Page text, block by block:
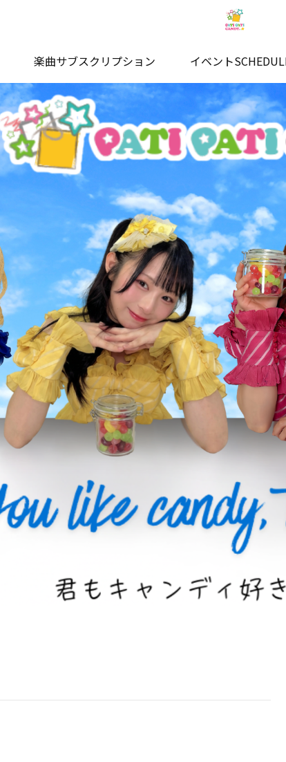
楽曲サブスクリプション イベント